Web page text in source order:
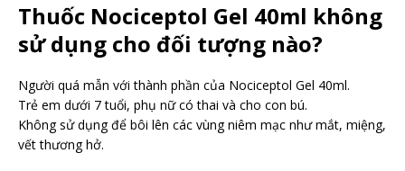
Thuốc Nociceptol Gel 40ml không
sử dụng cho đối tượng nào?
Người quá mẫn với thành phần của Nociceptol Gel 40ml.
Trẻ em dưới 7 tuổi, phụ nữ có thai và cho con bú.
Không sử dụng để bôi lên các vùng niêm mạc như mắt, miệng,
vết thương hở.